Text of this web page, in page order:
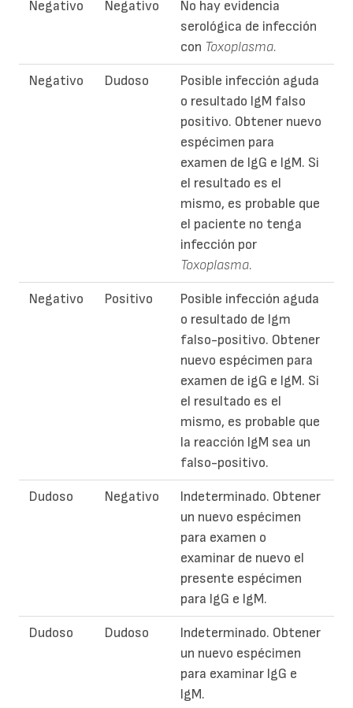
Negativo Negativo
No hay evidencia
serológica de infección
con Toxoplasma.
Negativo Dudoso
Posible infección aguda
o resultado IgM falso
positivo. Obtener nuevo
espécimen para
examen de IgG e IgM. Si
el resultado es el
mismo, es probable que
el paciente no tenga
infección por
Toxoplasma.
Negativo Positivo
Posible infección aguda
o resultado de Igm
falso-positivo. Obtener
nuevo espécimen para
examen de igG e IgM. Si
el resultado es el
mismo, es probable que
la reacción IgM sea un
falso-positivo.
Dudoso Negativo
Indeterminado. Obtener
un nuevo espécimen
para examen o
examinar de nuevo el
presente espécimen
para IgG e IgM.
Dudoso Dudoso
Indeterminado. Obtener
un nuevo espécimen
para examinar IgG e
IgM.